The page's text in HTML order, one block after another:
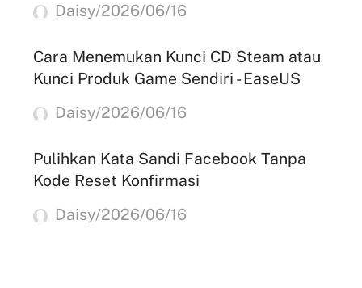
Daisy/2026/06/16
Cara Menemukan Kunci CD Steam atau
Kunci Produk Game Sendiri - EaseUS
Daisy/2026/06/16
Pulihkan Kata Sandi Facebook Tanpa
Kode Reset Konfirmasi
Daisy/2026/06/16